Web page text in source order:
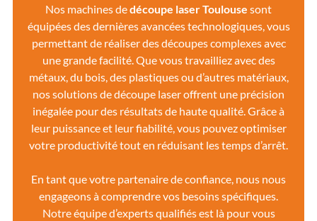
Nos machines dedécoupe laserToulouse sont
équipées des dernières avancées technologiques, vous
permettant de réaliser des découpes complexes avec
une grande facilité. Que vous travailliez avec des
métaux, du bois, des plastiques ou d’autres matériaux,
nos solutions de découpe laser offrent une précision
inégalée pour des résultats de haute qualité. Grâce à
leur puissance et leur fiabilité, vous pouvez optimiser
votre productivité tout en réduisant les temps d’arrêt.
En tant que votre partenaire de confiance, nous nous
engageons à comprendre vos besoins spécifiques.
Notre équipe d’experts qualifiés est là pour vous